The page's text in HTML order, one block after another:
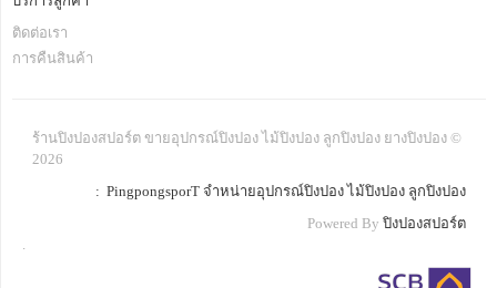
ติดต่อเรา
การคืนสินค้า
ร้านปิงปองสปอร์ต ขายอุปกรณ์ปิงปอง ไม้ปิงปอง ลูกปิงปอง ยางปิงปอง ©
2026
: PingpongsporT จำหน่ายอุปกรณ์ปิงปอง ไม้ปิงปอง ลูกปิงปอง
Powered By ปิงปองสปอร์ต
.